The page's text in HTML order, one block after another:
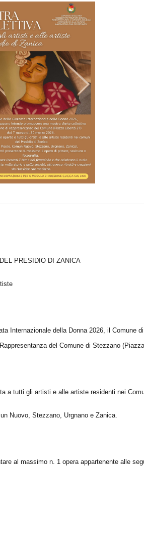
PRESIDIO DI ZANICA
Internazionale della Donna 2026, il Comune
del Comune di Stezzano
a tutti gli artisti e alle artiste residenti nei
Nuovo, Stezzano, Urgnano e Zanica.
al massimo n. 1 opera appartenente alle